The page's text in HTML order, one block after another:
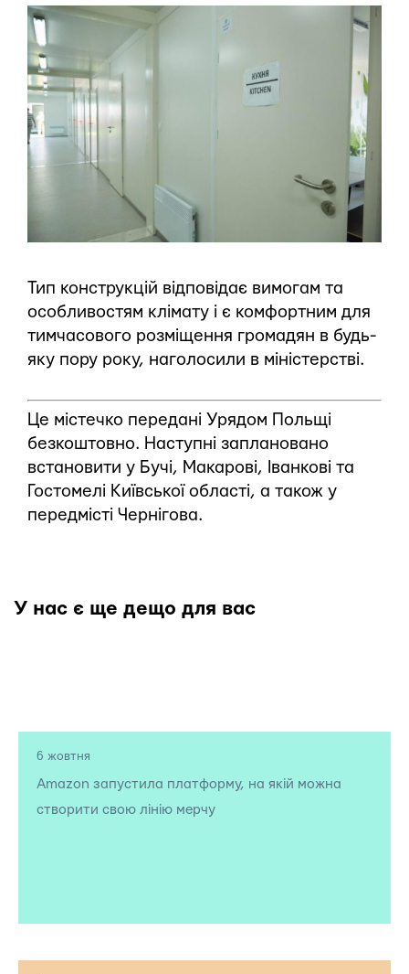
Тип конструкцій відповідає вимогам та
особливостям клімату і є комфортним для
тимчасового розміщення громадян в будь-
яку пору року, наголосили в міністерстві.
Це містечко передані Урядом Польщі
безкоштовно. Наступні заплановано
встановити у Бучі, Макарові, Іванкові та
Гостомелі Київської області, а також у
передмісті Чернігова.
У нас є ще дещо для вас
6 жовтня
Amazon запустила платформу, на якій можна
створити свою лінію мерчу